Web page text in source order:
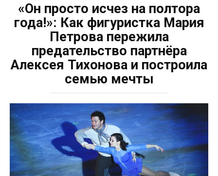
«Он просто исчез на полтора
года!»: Как фигуристка Мария
Петрова пережила
предательство партнёра
Алексея Тихонова и построила
семью мечты